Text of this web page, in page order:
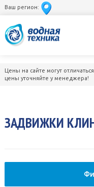
Ваш регион:
Цены на сайте могут
цены уточняйте у менеджера!
ЗАДВИЖКИ